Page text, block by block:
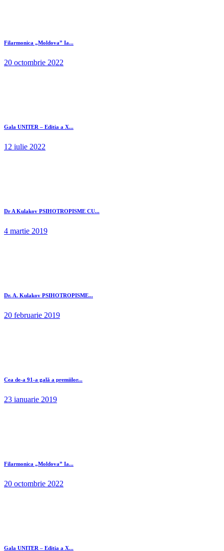
Filarmonica „Moldova” Ia...
20 octombrie 2022
Gala UNITER – Editia a X...
12 iulie 2022
Dr A Kulakov PSIHOTROPISME CU...
4 martie 2019
Dr. A. Kulakov PSIHOTROPISME...
20 februarie 2019
Cea de-a 91-a gală a premiilor...
23 ianuarie 2019
Filarmonica „Moldova” Ia...
20 octombrie 2022
Gala UNITER – Editia a X...